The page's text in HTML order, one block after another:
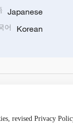
Japanese
Korean
어
revised Privacy